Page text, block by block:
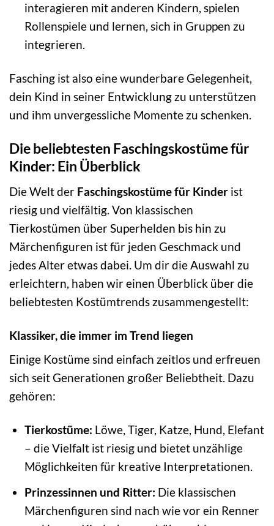
interagieren mit anderen Kindern, spielen
Rollenspiele und lernen, sich in Gruppen zu
integrieren.
Fasching ist also eine wunderbare Gelegenheit,
dein Kind in seiner Entwicklung zu unterstützen
und ihm unvergessliche Momente zu schenken.
Die beliebtesten Faschingskostüme für
Kinder: Ein Überblick
Die Welt der Faschingskostüme für Kinder ist
riesig und vielfältig. Von klassischen
Tierkostümen über Superhelden bis hin zu
Märchenfiguren ist für jeden Geschmack und
jedes Alter etwas dabei. Um dir die Auswahl zu
erleichtern, haben wir einen Überblick über die
beliebtesten Kostümtrends zusammengestellt:
Klassiker, die immer im Trend liegen
Einige Kostüme sind einfach zeitlos und erfreuen
sich seit Generationen großer Beliebtheit. Dazu
gehören:
Tierkostüme: Löwe, Tiger, Katze, Hund, Elefant
– die Vielfalt ist riesig und bietet unzählige
Möglichkeiten für kreative Interpretationen.
Prinzessinnen und Ritter: Die klassischen
Märchenfiguren sind nach wie vor ein Renner